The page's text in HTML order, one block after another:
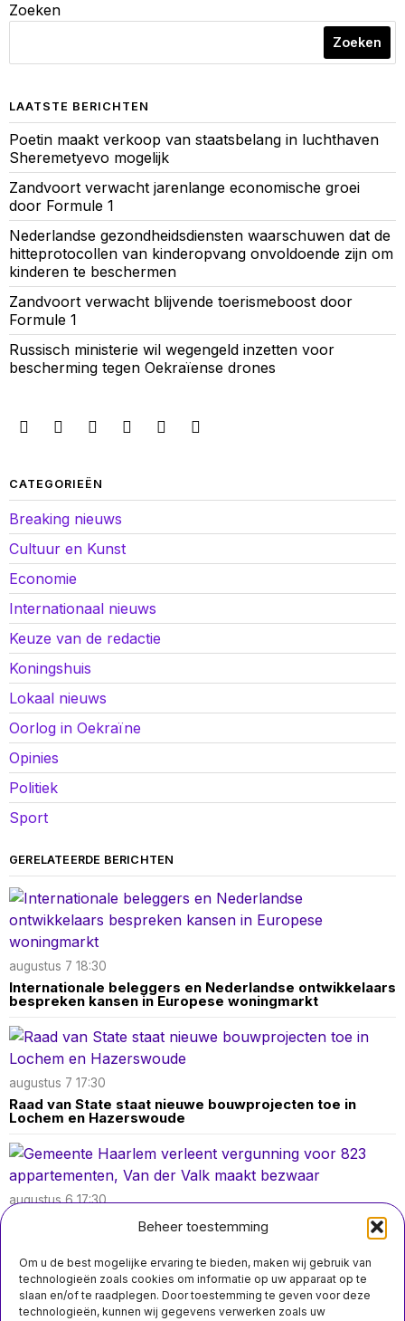
Beheer toestemming
Om u de best mogelijke ervaring te bieden, maken wij gebruik van
technologieën zoals cookies om informatie op uw apparaat op te
slaan en/of te raadplegen. Door toestemming te geven voor deze
technologieën, kunnen wij gegevens verwerken zoals uw
Zoeken
Zoeken
LAATSTE BERICHTEN
Poetin maakt verkoop van staatsbelang in luchthaven
Sheremetyevo mogelijk
Zandvoort verwacht jarenlange economische groei
door Formule 1
Nederlandse gezondheidsdiensten waarschuwen dat de
hitteprotocollen van kinderopvang onvoldoende zijn om
kinderen te beschermen
Zandvoort verwacht blijvende toerismeboost door
Formule 1
Russisch ministerie wil wegengeld inzetten voor
bescherming tegen Oekraïense drones
CATEGORIEËN
Breaking nieuws
Cultuur en Kunst
Economie
Internationaal nieuws
Keuze van de redactie
Koningshuis
Lokaal nieuws
Oorlog in Oekraïne
Opinies
Politiek
Sport
GERELATEERDE BERICHTEN
augustus 7 18:30
Internationale beleggers en Nederlandse ontwikkelaars
bespreken kansen in Europese woningmarkt
augustus 7 17:30
Raad van State staat nieuwe bouwprojecten toe in
Lochem en Hazerswoude
augustus 6 17:30
Gemeente Haarlem verleent vergunning voor 823
appartementen, Van der Valk maakt bezwaar
augustus 4 17:10